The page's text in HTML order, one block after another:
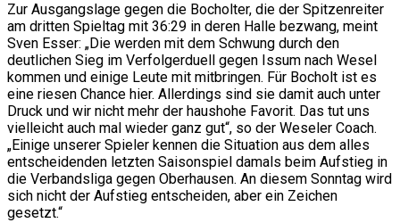
Zur Ausgangslage gegen die Bocholter, die der Spitzenreiter
am dritten Spieltag mit 36:29 in deren Halle bezwang, meint
Sven Esser: „Die werden mit dem Schwung durch den
deutlichen Sieg im Verfolgerduell gegen Issum nach Wesel
kommen und einige Leute mit mitbringen. Für Bocholt ist es
eine riesen Chance hier. Allerdings sind sie damit auch unter
Druck und wir nicht mehr der haushohe Favorit. Das tut uns
vielleicht auch mal wieder ganz gut“, so der Weseler Coach.
„Einige unserer Spieler kennen die Situation aus dem alles
entscheidenden letzten Saisonspiel damals beim Aufstieg in
die Verbandsliga gegen Oberhausen. An diesem Sonntag wird
sich nicht der Aufstieg entscheiden, aber ein Zeichen
gesetzt.“